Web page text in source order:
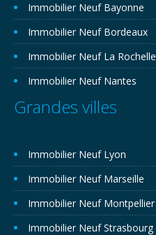
Immobilier Neuf Bayonne
Immobilier Neuf Bordeaux
Immobilier Neuf La Rochelle
Immobilier Neuf Nantes
Grandes villes
Immobilier Neuf Lyon
Immobilier Neuf Marseille
Immobilier Neuf Montpellier
Immobilier Neuf Strasbourg